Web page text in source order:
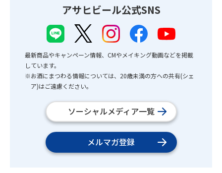
アサヒビール公式SNS
最新商品やキャンペーン情報、CMやメイキング動画などを掲載
しています。
※お酒にまつわる情報については、20歳未満の方への共有(シェ
ア)はご遠慮ください。
ソーシャルメディア一覧
メルマガ登録